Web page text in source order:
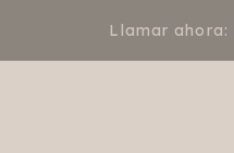
Llamar ahora: